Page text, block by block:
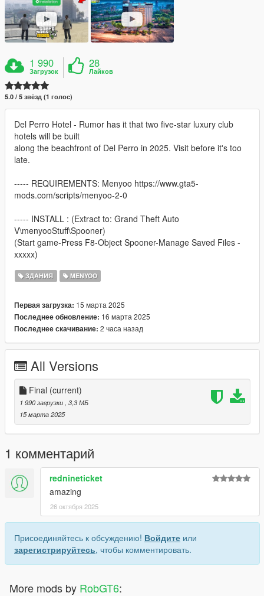
1 990
Загрузок
28
Лайков
5.0 / 5 звёзд (1 голос)
Del Perro Hotel - Rumor has it that two five-star luxury club
hotels will be built
along the beachfront of Del Perro in 2025. Visit before it's too
late.
----- REQUIREMENTS: Menyoo https://www.gta5-
mods.com/scripts/menyoo-2-0
----- INSTALL : (Extract to: Grand Theft Auto
V\menyooStuff\Spooner)
(Start game-Press F8-Object Spooner-Manage Saved Files -
xxxxx)
ЗДАНИЯ MENYOO
Первая загрузка: 15 марта 2025
Последнее обновление: 16 марта 2025
Последнее скачивание: 2 часа назад
All Versions
Final (current)
1 990 загрузки , 3,3 МБ
15 марта 2025
1 комментарий
rednineticket
amazing
26 октября 2025
Присоединяйтесь к обсуждению! Войдите или
зарегистрируйтесь, чтобы комментировать.
More mods by RobGT6: